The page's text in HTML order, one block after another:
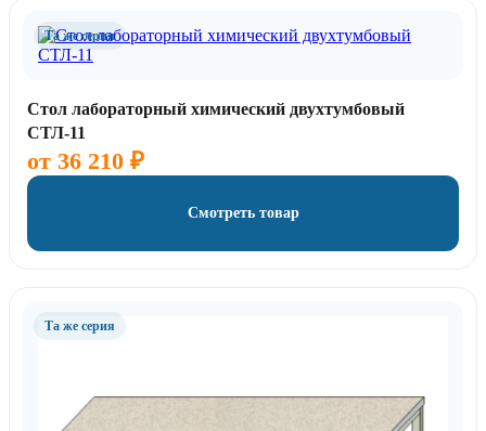
Та же серия
Стол лабораторный химический двухтумбовый
СТЛ-11
от 36 210 ₽
Смотреть товар
Та же серия